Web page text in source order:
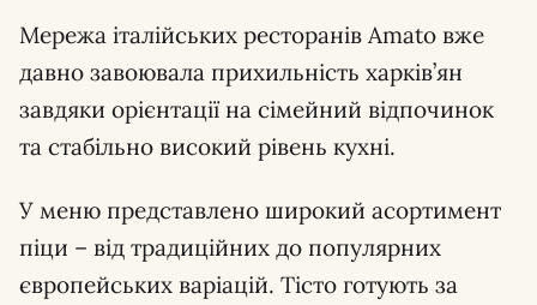
Мережа італійських ресторанів Amato вже
давно завоювала прихильність харків’ян
завдяки орієнтації на сімейний відпочинок
та стабільно високий рівень кухні.
У меню представлено широкий асортимент
піци – від традиційних до популярних
європейських варіацій. Тісто готують за